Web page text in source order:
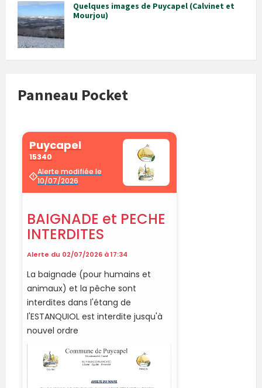
Quelques images de Puycapel (Calvinet et
Mourjou)
Panneau Pocket